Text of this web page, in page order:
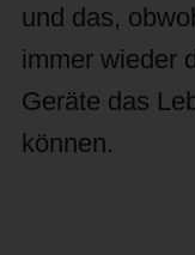
und das,
immer wieder
Geräte das
können.